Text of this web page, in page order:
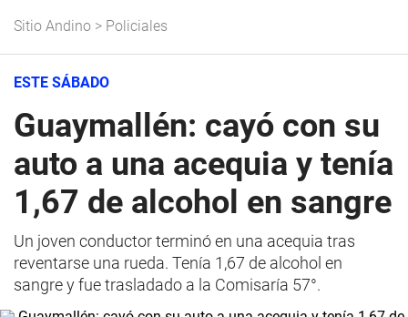
Sitio Andino > Policiales
ESTE SÁBADO
Guaymallén: cayó con su
auto a una acequia y tenía
1,67 de alcohol en sangre
Un joven conductor terminó en una acequia tras
reventarse una rueda. Tenía 1,67 de alcohol en
sangre y fue trasladado a la Comisaría 57°.